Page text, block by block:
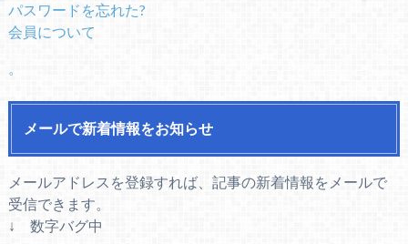
パスワードを忘れた?
会員について
。
メールで新着情報をお知らせ
メールアドレスを登録すれば、記事の新着情報をメールで
受信できます。
↓ 数字バグ中